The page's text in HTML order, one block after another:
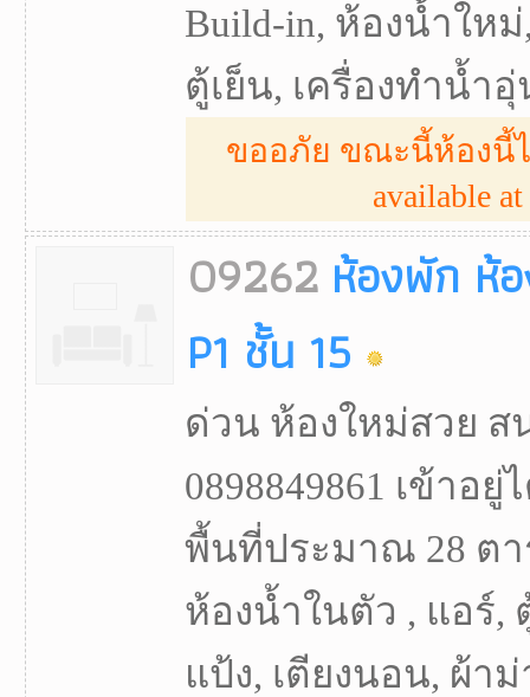
Build-in, ห้องน้ำให
ตู้เย็น, เครื่องทำน้ำอุ่
ขออภัย ขณะนี้ห้องนี้ไ
available
09262 ห้องพัก ห้อ
P1 ชั้น 15
ด่วน ห้องใหม่สวย
0898849861 เข้าอ
พื้นที่ประมาณ 28 ตา
ห้องน้ำในตัว , แอร์,
แป้ง, เตียงนอน, ผ้า